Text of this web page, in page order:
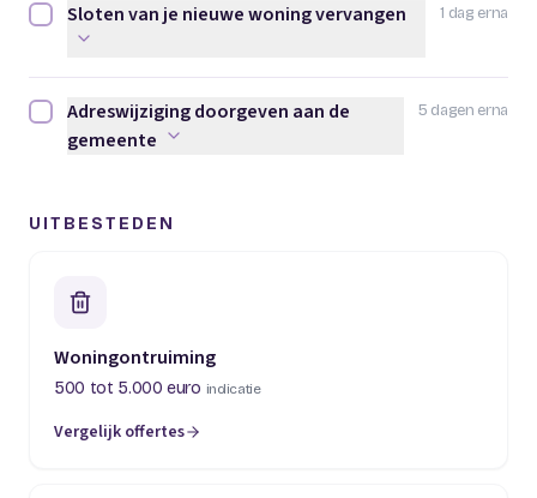
1 dag erna
Sloten van je nieuwe woning vervangen afvinken
Sloten van je nieuwe woning vervangen
5 dagen erna
Adreswijziging doorgeven aan de gemeente afvinken
Adreswijziging doorgeven aan de
gemeente
UITBESTEDEN
Woningontruiming
500 tot 5.000 euro indicatie
Vergelijk offertes
(opent in een nieuw tabblad)